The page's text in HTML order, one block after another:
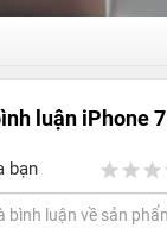
luận iPhone
bạn